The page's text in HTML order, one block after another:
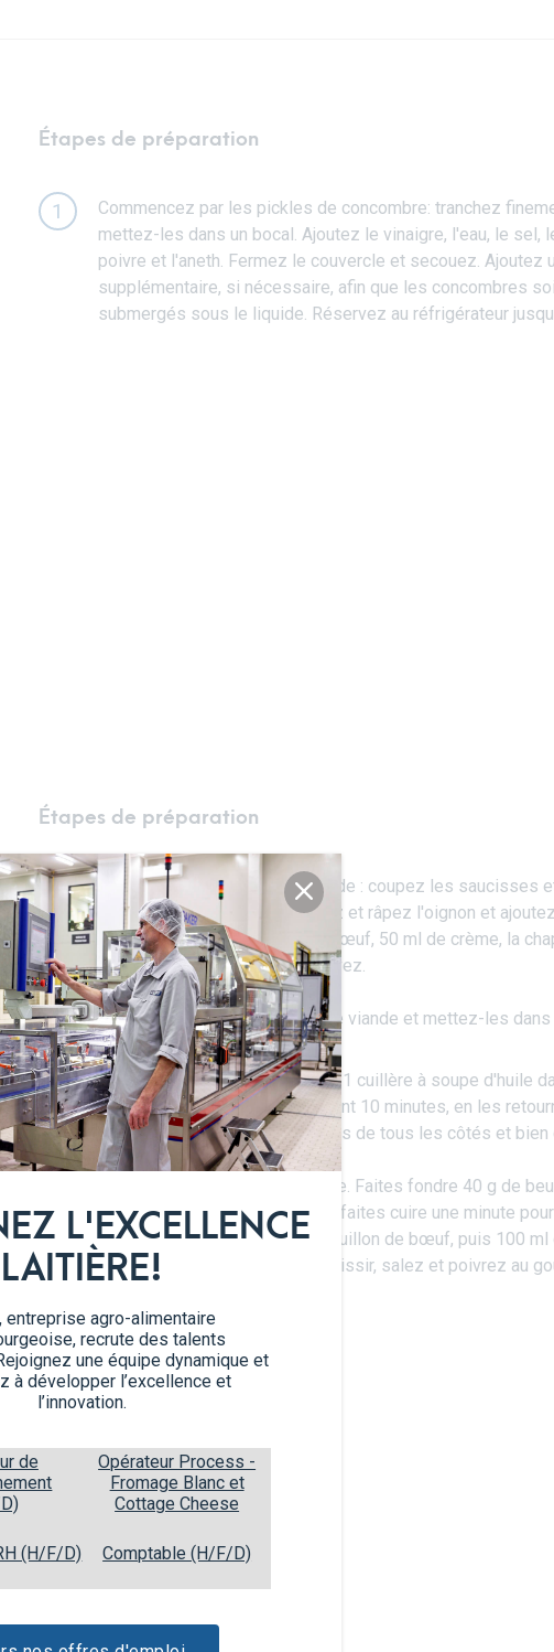
L'EXCELLENCE
LAITIÈRE!
entreprise agro-alimentaire
recrute des talents
une équipe dynamique et
à développer l’excellence et
l’innovation.
de
Opérateur Process -
Fromage Blanc et
Cottage Cheese
(H/F/D) Comptable (H/F/D)
Étapes de préparation
1
Commencez par les pickles de concombre: tranchez
mettez-les dans un bocal. Ajoutez le vinaigre, l'eau, le sel,
poivre et l'aneth. Fermez le couvercle et secouez. Ajoutez
supplémentaire, si nécessaire, afin que les concombres
submergés sous le liquide. Réservez au réfrigérateur
Étapes de préparation
1
Préparez les boulettes de viande : coupez les saucisses
mettez-la dans un bol. Épluchez et râpez l'oignon et
moutarde, la muscade, l'aneth, l'œuf, 50 ml de crème, la
poivre. Mélangez bien et réservez.
2 Formez 20 petites boulettes de viande et mettez-les dans
3
Faites fondre 15 g de beurre et 1 cuillère à soupe d'huile
Faites frire les boulettes pendant 10 minutes, en les
jusqu'à ce qu'elles soient dorées de tous les côtés et bien
Sortez les boulettes de la poêle. Faites fondre 40 g de
la poêle, incorporez la farine et faites cuire une minute
Incorporez graduellement le bouillon de bœuf, puis 100 ml
Faites cuire 5 minutes pour épaissir, salez et poivrez au